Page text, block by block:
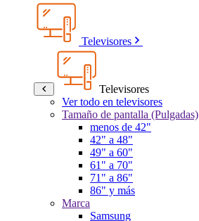
Televisores
Televisores
Ver todo en televisores
Tamaño de pantalla (Pulgadas)
menos de 42"
42" a 48"
49" a 60"
61" a 70"
71" a 86"
86" y más
Marca
Samsung